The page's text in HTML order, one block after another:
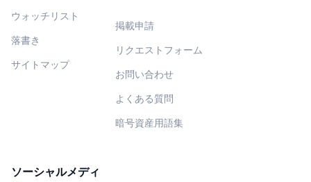
ウォッチリスト
落書き
サイトマップ
掲載申請
リクエストフォーム
お問い合わせ
よくある質問
暗号資産用語集
ソーシャルメディ